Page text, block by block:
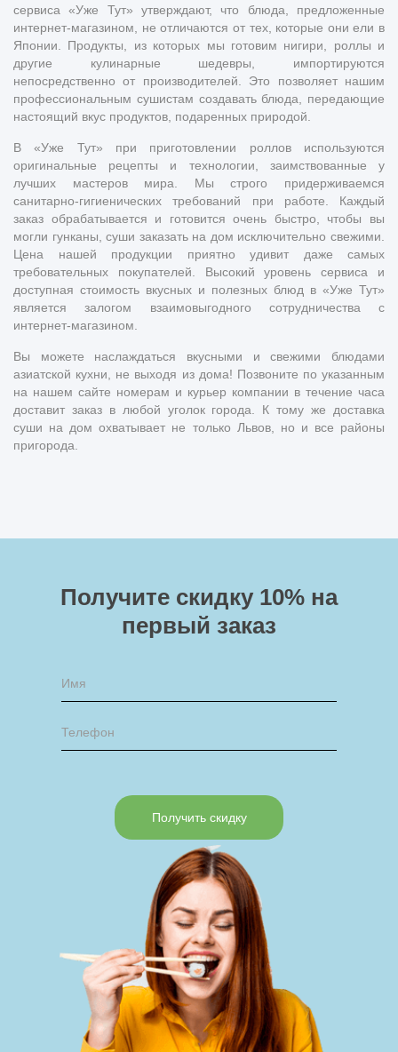
сервиса «Уже Тут» утверждают, что блюда, предложенные
интернет-магазином, не отличаются от тех, которые они ели в
Японии. Продукты, из которых мы готовим нигири, роллы и
другие кулинарные шедевры, импортируются
непосредственно от производителей. Это позволяет нашим
профессиональным сушистам создавать блюда, передающие
настоящий вкус продуктов, подаренных природой.
В «Уже Тут» при приготовлении роллов используются
оригинальные рецепты и технологии, заимствованные у
лучших мастеров мира. Мы строго придерживаемся
санитарно-гигиенических требований при работе. Каждый
заказ обрабатывается и готовится очень быстро, чтобы вы
могли гунканы, суши заказать на дом исключительно свежими.
Цена нашей продукции приятно удивит даже самых
требовательных покупателей. Высокий уровень сервиса и
доступная стоимость вкусных и полезных блюд в «Уже Тут»
является залогом взаимовыгодного сотрудничества с
интернет-магазином.
Вы можете наслаждаться вкусными и свежими блюдами
азиатской кухни, не выходя из дома! Позвоните по указанным
на нашем сайте номерам и курьер компании в течение часа
доставит заказ в любой уголок города. К тому же доставка
суши на дом охватывает не только Львов, но и все районы
пригорода.
Получите скидку 10% на
первый заказ
Получить скидку